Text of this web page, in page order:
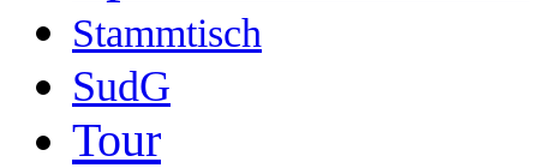
Stammtisch
SudG
Tour